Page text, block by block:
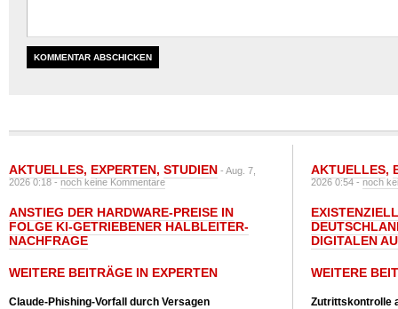
AKTUELLES, EXPERTEN, STUDIEN - Aug. 7,
2026 0:18 -noch keine Kommentare
ANSTIEG DER HARDWARE-PREISE IN
FOLGE KI-GETRIEBENER HALBLEITER-
NACHFRAGE
WEITERE BEITRÄGE IN EXPERTEN
Claude-Phishing-Vorfall durch Versagen
AKTUELLES,
2026 0:54 -noch
DIGITALEN
WEITERE
Zutrittskontrolle